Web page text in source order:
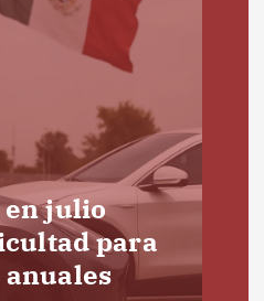
en julio
para